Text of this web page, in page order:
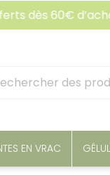
60€ d’achat* 🚚
EN VRAC